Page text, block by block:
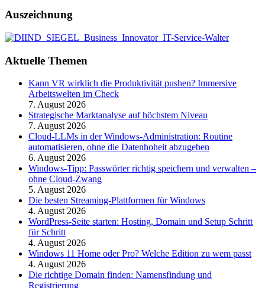
Auszeichnung
Aktuelle Themen
Kann VR wirklich die Produktivität pushen? Immersive
Arbeitswelten im Check
7. August 2026
Strategische Marktanalyse auf höchstem Niveau
7. August 2026
Cloud-LLMs in der Windows-Administration: Routine
automatisieren, ohne die Datenhoheit abzugeben
6. August 2026
Windows-Tipp: Passwörter richtig speichern und verwalten –
ohne Cloud-Zwang
5. August 2026
Die besten Streaming-Plattformen für Windows
4. August 2026
WordPress-Seite starten: Hosting, Domain und Setup Schritt
für Schritt
4. August 2026
Windows 11 Home oder Pro? Welche Edition zu wem passt
4. August 2026
Die richtige Domain finden: Namensfindung und
Registrierung